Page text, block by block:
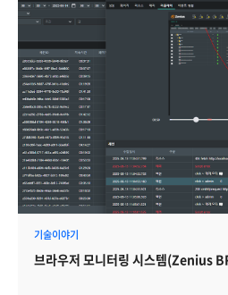
기술이야기
브라우저 모니터링 시스템(Zenius